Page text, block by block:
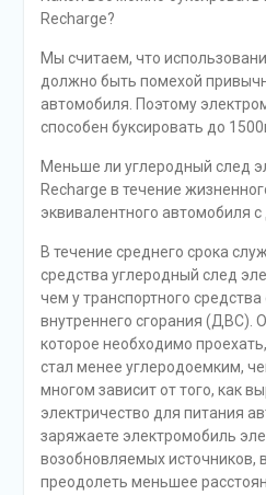
Recharge?
Мы считаем, что
должно быть помехой
автомобиля. Поэтому
способен буксировать до
Меньше ли углеродный след
Recharge в течение
эквивалентного автомобиля
В течение среднего срока
средства углеродный след
чем у транспортного
внутреннего сгорания (ДВС).
которое необходимо
стал менее углеродоемким,
многом зависит от того, как
электричество для питания
заряжаете электромобиль
возобновляемых источников,
преодолеть меньшее